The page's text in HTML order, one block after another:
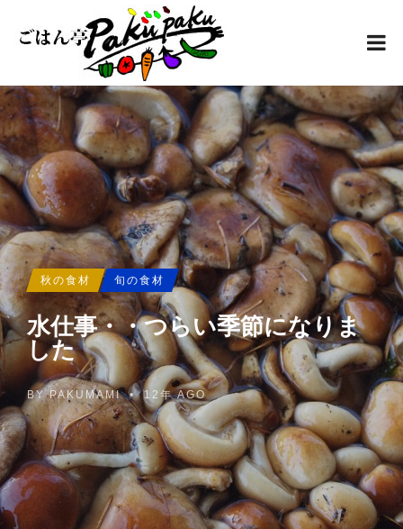
秋の食材 旬の食材
水仕事・・つらい季節になりま
した
BYPAKUMAMI •12年 AGO